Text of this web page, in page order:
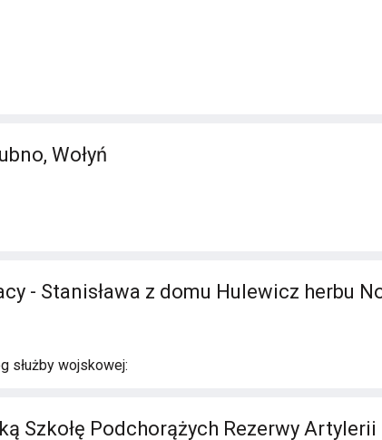
Wołyń
- Stanisława z domu Hulewicz herbu
służby wojskowej:
Szkołę Podchorążych Rezerwy